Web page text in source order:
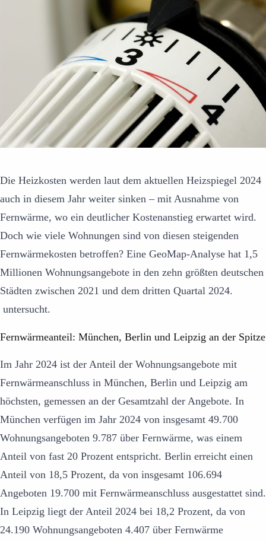
Die Heizkosten werden laut dem aktuellen Heizspiegel 2024
auch in diesem Jahr weiter sinken – mit Ausnahme von
Fernwärme, wo ein deutlicher Kostenanstieg erwartet wird.
Doch wie viele Wohnungen sind von diesen steigenden
Fernwärmekosten betroffen? Eine GeoMap-Analyse hat 1,5
Millionen Wohnungsangebote in den zehn größten deutschen
Städten zwischen 2021 und dem dritten Quartal 2024.
untersucht.
Fernwärmeanteil: München, Berlin und Leipzig an der Spitze
Im Jahr 2024 ist der Anteil der Wohnungsangebote mit
Fernwärmeanschluss in München, Berlin und Leipzig am
höchsten, gemessen an der Gesamtzahl der Angebote. In
München verfügen im Jahr 2024 von insgesamt 49.700
Wohnungsangeboten 9.787 über Fernwärme, was einem
Anteil von fast 20 Prozent entspricht. Berlin erreicht einen
Anteil von 18,5 Prozent, da von insgesamt 106.694
Angeboten 19.700 mit Fernwärmeanschluss ausgestattet sind.
In Leipzig liegt der Anteil 2024 bei 18,2 Prozent, da von
24.190 Wohnungsangeboten 4.407 über Fernwärme